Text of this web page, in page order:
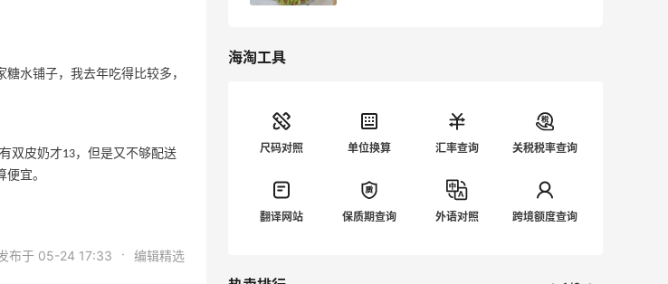
水铺子，我去年吃得比较多，
双皮奶才13，但是又不够配送
宜。
布于 05-24 17:33 · 编辑精选
海淘工具
尺码对照 单位换算 汇率查询 关税税率查询
翻译网站 保质期查询 外语对照 跨境额度查询